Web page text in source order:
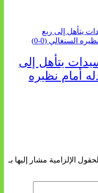
يتأهل إلى
أمام نظيره
الإلزامية مشار إليها بـ